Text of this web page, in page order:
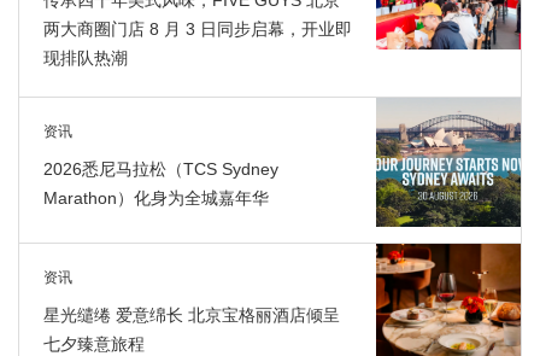
两大商圈门店 8 月 3 日同步启幕，开业即
现排队热潮
资讯
2026悉尼马拉松（TCS Sydney
Marathon）化身为全城嘉年华
资讯
星光缱绻 爱意绵长 北京宝格丽酒店倾呈
七夕臻意旅程